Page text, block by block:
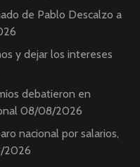
de Pablo Descalzo a
y dejar los intereses
debatieron en
08/08/2026
nacional por salarios,
2026